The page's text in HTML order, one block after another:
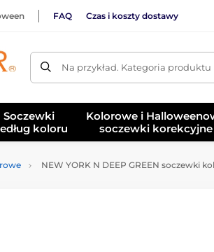
FAQ Czas i koszty dostawy
Na przykład. Kategoria produktu
Soczewki
koloru
Kolorowe i
soczewki korekcyjne
NEW YORK N DEEP GREEN soczewki